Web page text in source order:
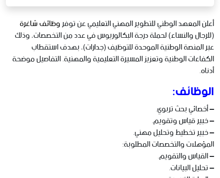
أعلن المعهد الوطني للتطوير المهني التعليمي عن توفروظائف شاغرة
(للرجال والنساء) لحملة درجة البكالوريوس في عدد من التخصصات، وذلك
عبر المنصة الوطنية الموحدة للتوظيف (جدارات)، بهدف استقطاب
الكفاءات الوطنية وتعزيز المسيرة التعليمية والمهنية. التفاصيل موضحة
أدناه.
الوظائف:
– أخصائي بحث تربوي.
– خبير قياس وتقويم.
– خبير تخطيط وتحليل مهني.
المؤهلات والتخصصات المطلوبة:
– القياس والتقويم.
– تحليل البيانات.